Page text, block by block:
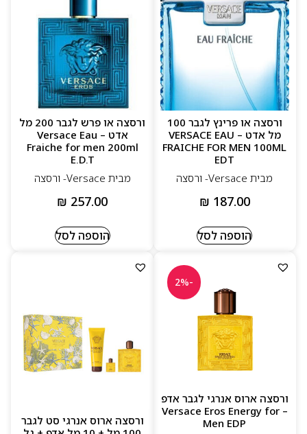
ורסצה או פרינץ לגבר 100
מל אדט – VERSACE EAU
FRAICHE FOR MEN 100ML
EDT
מבית Versace- ורסצה
₪ 187.00
הוספה לסל
ורסצה או פרש לגבר 200 מל
אדט – Versace Eau
Fraiche for men 200ml
E.D.T
מבית Versace- ורסצה
₪ 257.00
הוספה לסל
-2%
ורסצה ארוס אנרגי לגבר אדפ
– Versace Eros Energy for
Men EDP
ורסצה ארוס אנרגי סט לגבר